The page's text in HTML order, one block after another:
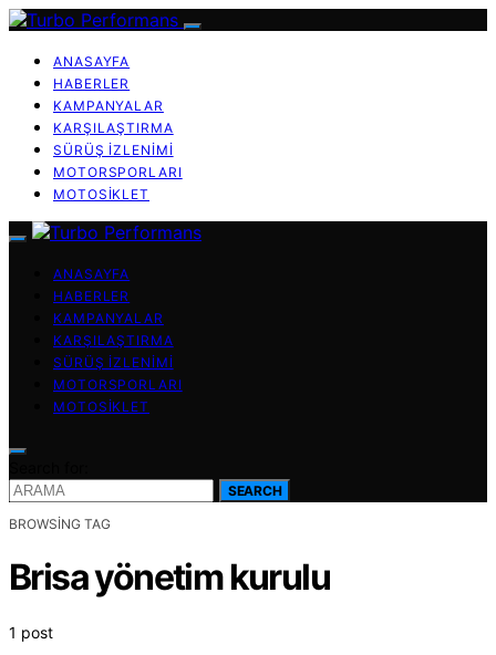
ANASAYFA
HABERLER
KAMPANYALAR
KARŞILAŞTIRMA
SÜRÜŞ İZLENIMI
MOTORSPORLARI
MOTOSIKLET
ANASAYFA
HABERLER
KAMPANYALAR
KARŞILAŞTIRMA
SÜRÜŞ İZLENIMI
MOTORSPORLARI
MOTOSIKLET
SEARCH
BROWSING TAG
Brisa yönetim kurulu
1 post